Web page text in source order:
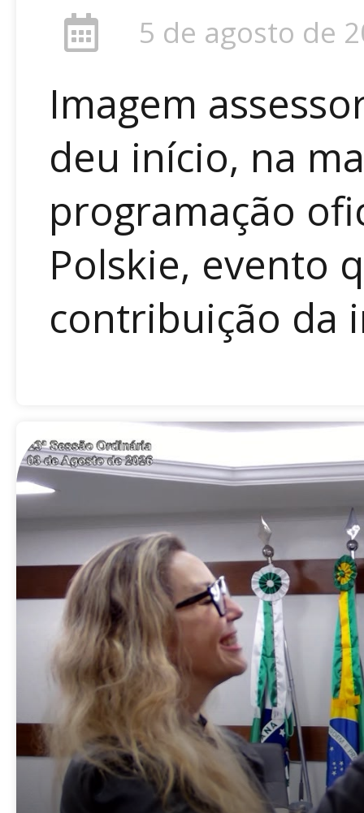
5 de agosto de
Imagem
deu início, na
programação
Polskie, evento
contribuição da